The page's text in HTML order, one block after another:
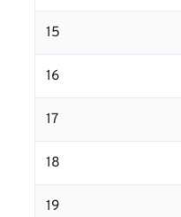
15
16
17
18
19